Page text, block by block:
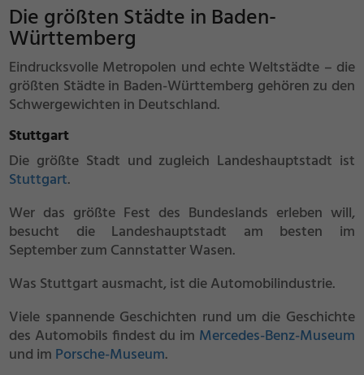
Die größten Städte in Baden-
Württemberg
Eindrucksvolle Metropolen und echte Weltstädte – die
größten Städte in Baden-Württemberg gehören zu den
Schwergewichten in Deutschland.
Stuttgart
Die größte Stadt und zugleich Landeshauptstadt ist
Stuttgart.
Wer das größte Fest des Bundeslands erleben will,
besucht die Landeshauptstadt am besten im
September zum Cannstatter Wasen.
Was Stuttgart ausmacht, ist die Automobilindustrie.
Viele spannende Geschichten rund um die Geschichte
des Automobils findest du im Mercedes-Benz-Museum
und im Porsche-Museum.